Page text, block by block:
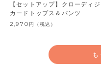
【セットアップ】クローディジ
カードトップス＆パンツ
2,970 円 （税込）
も